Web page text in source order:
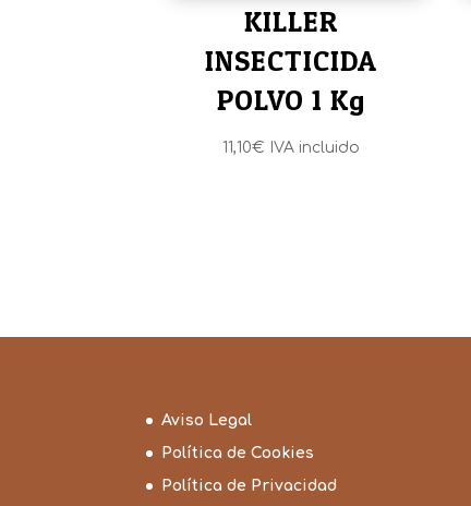
KILLER
INSECTICIDA
POLVO 1 Kg
11,10€ IVA incluido
Aviso Legal
Política de Cookies
Política de Privacidad